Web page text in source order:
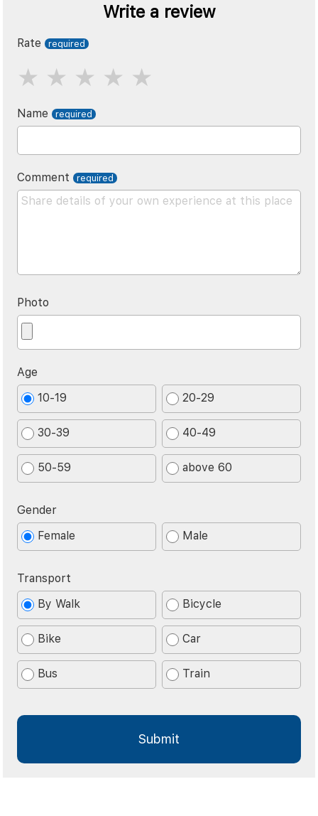
Write a review
Rate
Name
Comment
Photo
Age
10-19
20-29
30-39 40-49
50-59 above 60
Gender
Female
Male
Transport
By Walk
Bicycle
Bike Car
Bus Train